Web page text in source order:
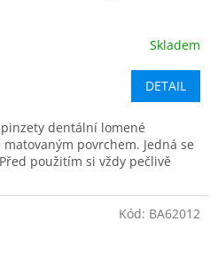
Skladem
DETAIL
dentální lomené
matovaným povrchem. Jedná se
použitím si vždy pečlivě
Kód: BA62012